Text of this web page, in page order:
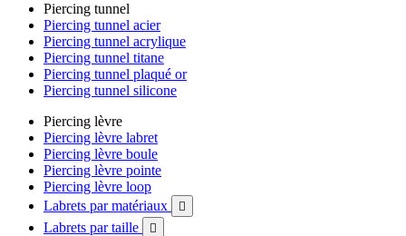
Piercing tunnel
Piercing tunnel acier
Piercing tunnel acrylique
Piercing tunnel titane
Piercing tunnel plaqué or
Piercing tunnel silicone
Piercing lèvre
Piercing lèvre labret
Piercing lèvre boule
Piercing lèvre pointe
Piercing lèvre loop
Labrets par matériaux

Labrets par taille 